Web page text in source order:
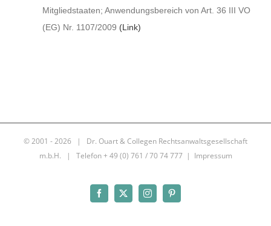
Mitgliedstaaten; Anwendungsbereich von Art. 36 III VO
(EG) Nr. 1107/2009 (Link)
© 2001 -2026 | Dr. Ouart & Collegen Rechtsanwaltsgesellschaft
m.b.H. | Telefon + 49 (0) 761 / 70 74 777 | Impressum
Facebook
X InstagramPinterest